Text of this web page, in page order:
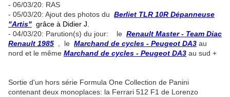
- 06/03/20: RAS
- 05/03/20: Ajout des photos du Berliet TLR 10R Dépanneuse
"Artis" grâce à Didier J.
- 04/03/20: Parution(s) du jour: le Renault Master - Team Diac
Renault 1985 , le Marchand de cycles - Peugeot DA3 au
nord et le même Marchand de cycles - Peugeot DA3 au sud +
Sortie d'un hors série Formula One Collection de Panini
contenant deux monoplaces: la Ferrari 512 F1 de Lorenzo